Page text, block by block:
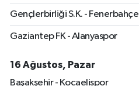
Gençlerbirliği S.K. - Fenerbahçe
Gaziantep FK - Alanyaspor
16 Ağustos, Pazar
Başakşehir - Kocaelispor